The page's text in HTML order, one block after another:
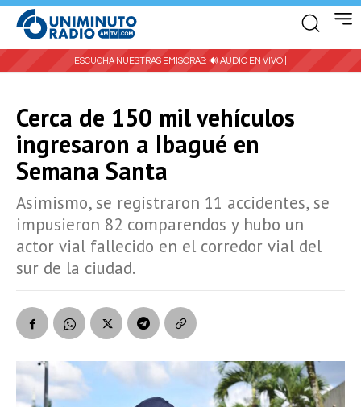
ESCUCHA NUESTRAS EMISORAS: 🔊 AUDIO EN VIVO |
Cerca de 150 mil vehículos
ingresaron a Ibagué en
Semana Santa
Asimismo, se registraron 11 accidentes, se
impusieron 82 comparendos y hubo un
actor vial fallecido en el corredor vial del
sur de la ciudad.